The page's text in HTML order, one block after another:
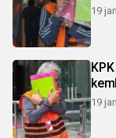
19
19